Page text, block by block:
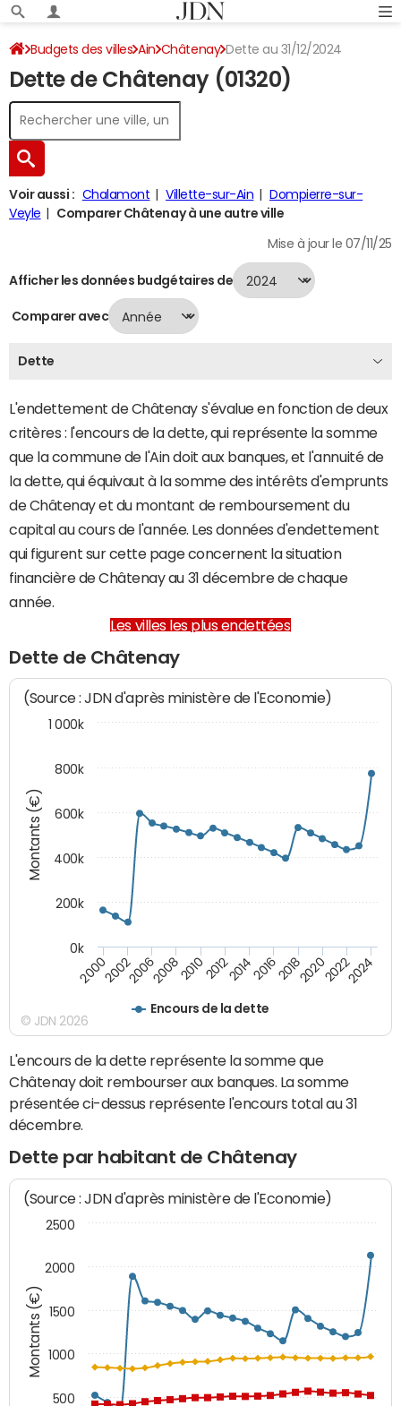
Budgets des villes Ain Châtenay Dette au 31/12/2024
Dette de Châtenay (01320)
Voir aussi : Chalamont Villette-sur-Ain
Dompierre-sur-
Veyle
Comparer Châtenay à une autre ville
Mise à jour le 07/11/25
Afficher les données budgétaires de
Comparer avec
Dette
L'endettement de Châtenay s'évalue en fonction de deux
critères : l'encours de la dette, qui représente la somme
que la commune de l'Ain doit aux banques, et l'annuité de
la dette, qui équivaut à la somme des intérêts d'emprunts
de Châtenay et du montant de remboursement du
capital au cours de l'année. Les données d'endettement
qui figurent sur cette page concernent la situation
financière de Châtenay au 31 décembre de chaque
année.
Les villes les plus endettées
Dette de Châtenay
Montants (€)
(Source : JDN d'après ministère de l'Economie)
Encours de la dette
200020022006200820102012201420162018202020222024
0k
200k
400k
600k
800k
1 000k
© JDN 2026
L'encours de la dette représente la somme que
Châtenay doit rembourser aux banques. La somme
présentée ci-dessus représente l'encours total au 31
décembre.
Dette par habitant de Châtenay
Montants (€)
(Source : JDN d'après ministère de l'Economie)
500
1000
1500
2000
2500